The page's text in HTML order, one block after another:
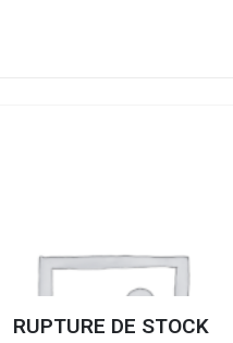
RUPTURE DE STOCK